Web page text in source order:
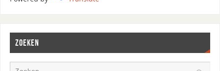
ZOEKEN